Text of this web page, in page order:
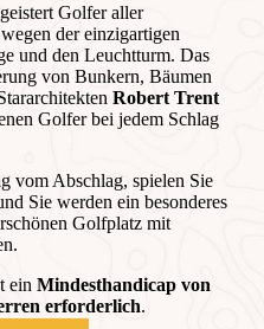
Golfer aller
der einzigartigen
und den Leuchtturm. Das
von Bunkern, Bäumen
Robert Trent
Golfer bei jedem Schlag
vom Abschlag, spielen Sie
Sie werden ein besonderes
Golfplatz mit
ein Mindesthandicap von
erforderlich.